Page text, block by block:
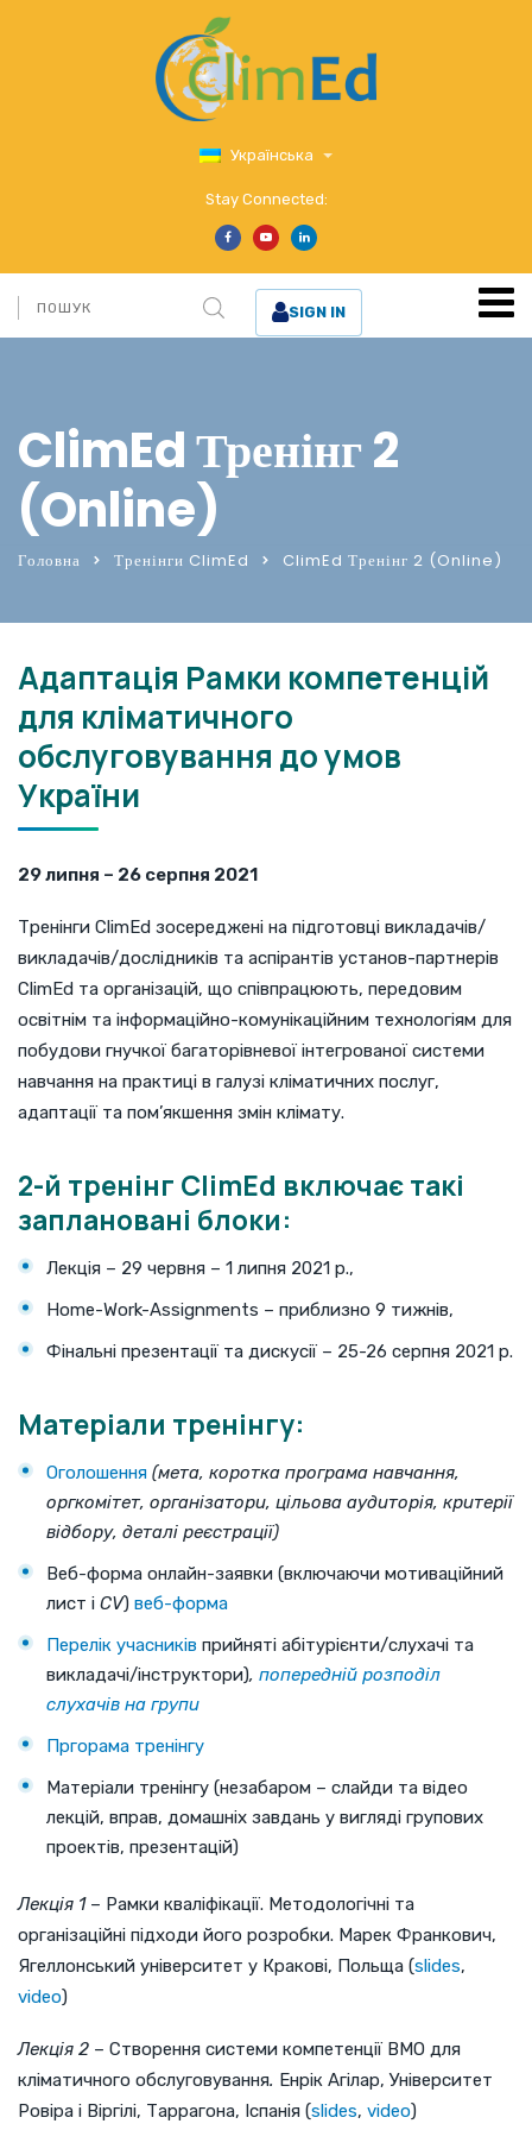
Українська
Stay Connected:
SIGN IN
ClimEd Тренінг 2
(Online)
Головна Тренінги ClimEd ClimEd Тренінг 2 (Online)
Адаптація Рамки компетенцій
для кліматичного
обслуговування до умов
України
29 липня – 26 серпня 2021
Тренінги ClimEd зосереджені на підготовці викладачів/
викладачів/дослідників та аспірантів установ-партнерів
ClimEd та організацій, що співпрацюють, передовим
освітнім та інформаційно-комунікаційним технологіям для
побудови гнучкої багаторівневої інтегрованої системи
навчання на практиці в галузі кліматичних послуг,
адаптації та пом’якшення змін клімату.
2-й тренінг ClimEd включає такі
заплановані блоки:
Лекція – 29 червня – 1 липня 2021 р.,
Home-Work-Assignments – приблизно 9 тижнів,
Фінальні презентації та дискусії – 25-26 серпня 2021 р.
Матеріали тренінгу:
Оголошення (мета, коротка програма навчання,
оргкомітет, організатори, цільова аудиторія, критерії
відбору, деталі реєстрації)
Веб-форма онлайн-заявки (включаючи мотиваційний
лист і CV) веб-форма
Перелік учасників прийняті абітурієнти/слухачі та
викладачі/інструктори), попередній розподіл
слухачів на групи
Пргорама тренінгу
Матеріали тренінгу (незабаром – слайди та відео
лекцій, вправ, домашніх завдань у вигляді групових
проектів, презентацій)
Лекція 1– Рамки кваліфікації. Методологічні та
організаційні підходи його розробки. Марек Франкович,
Ягеллонський університет у Кракові, Польща (slides,
video)
Лекція 2 – Створення системи компетенції ВМО для
кліматичного обслуговування. Енрік Агілар, Університет
Ровіра і Віргілі, Таррагона, Іспанія (slides, video)